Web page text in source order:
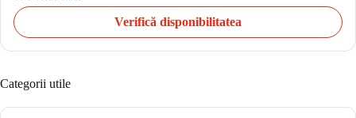
Verifică disponibilitatea
Categorii utile